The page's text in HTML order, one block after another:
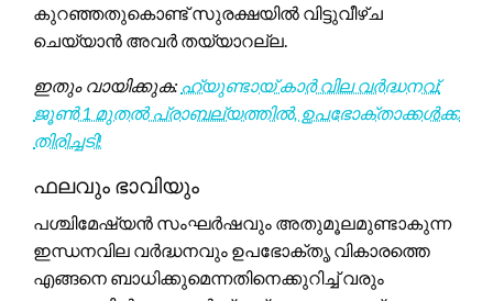
കുറഞ്ഞതുകൊണ്ട് സുരക്ഷയിൽ വിട്ടുവീഴ്ച
ചെയ്യാൻ അവർ തയ്യാറല്ല.
ഇതും വായിക്കുക: ഹ്യുണ്ടായ് കാർ വില വർദ്ധനവ്:
ജൂൺ 1 മുതൽ പ്രാബല്യത്തിൽ, ഉപഭോക്താക്കൾക്ക്
തിരിച്ചടി!
ഫലവും ഭാവിയും
പശ്ചിമേഷ്യൻ സംഘർഷവും അതുമൂലമുണ്ടാകുന്ന
ഇന്ധനവില വർദ്ധനവും ഉപഭോക്തൃ വികാരത്തെ
എങ്ങനെ ബാധിക്കുമെന്നതിനെക്കുറിച്ച് വരും